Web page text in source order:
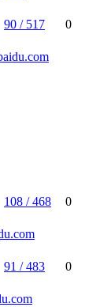
90 / 517 0
108 / 468 0
91 / 483 0